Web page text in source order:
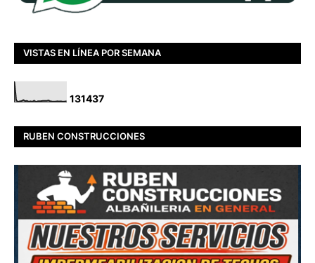
VISTAS EN LÍNEA POR SEMANA
131437
RUBEN CONSTRUCCIONES